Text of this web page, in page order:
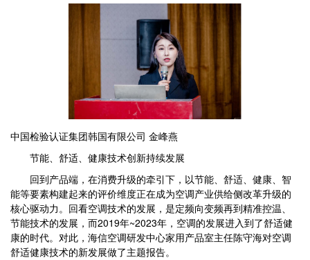
中国检验认证集团韩国有限公司 金峰燕
节能、舒适、健康技术创新持续发展
回到产品端，在消费升级的牵引下，以节能、舒适、健康、智
能等要素构建起来的评价维度正在成为空调产业供给侧改革升级的
核心驱动力。回看空调技术的发展，是定频向变频再到精准控温、
节能技术的发展，而2019年~2023年，空调的发展进入到了舒适健
康的时代。对此，海信空调研发中心家用产品室主任陈守海对空调
舒适健康技术的新发展做了主题报告。